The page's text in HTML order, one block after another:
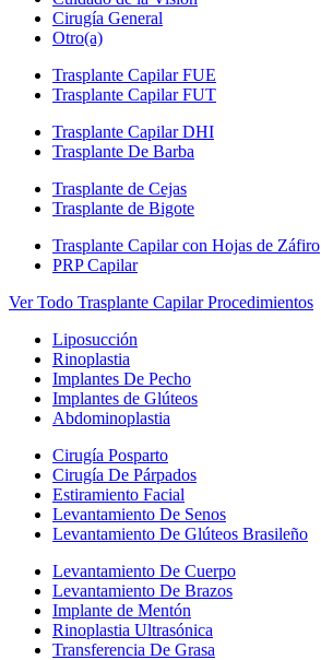
Cirugía General
Otro(a)
Trasplante Capilar FUE
Trasplante Capilar FUT
Trasplante Capilar DHI
Trasplante De Barba
Trasplante de Cejas
Trasplante de Bigote
Trasplante Capilar con Hojas de Záfiro
PRP Capilar
Ver Todo Trasplante Capilar Procedimientos
Liposucción
Rinoplastia
Implantes De Pecho
Implantes de Glúteos
Abdominoplastia
Cirugía Posparto
Cirugía De Párpados
Estiramiento Facial
Levantamiento De Senos
Levantamiento De Glúteos Brasileño
Levantamiento De Cuerpo
Levantamiento De Brazos
Implante de Mentón
Rinoplastia Ultrasónica
Transferencia De Grasa